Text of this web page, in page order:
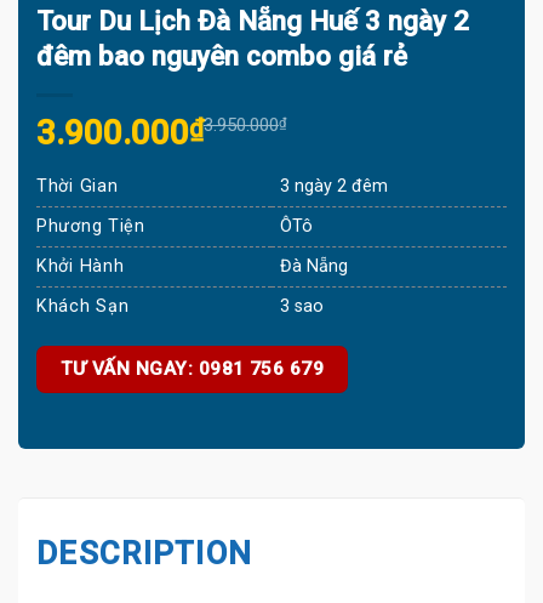
Tour Du Lịch Đà Nẵng Huế 3 ngày 2
đêm bao nguyên combo giá rẻ
3.950.000₫
Original
was:
3.950.000₫.
3.900.000₫
Current
is:
3.900.000₫.
Thời Gian
3 ngày 2 đêm
Phương Tiện
ÔTô
Khởi Hành
Đà Nẵng
Khách Sạn
3 sao
TƯ VẤN NGAY: 0981 756 679
DESCRIPTION